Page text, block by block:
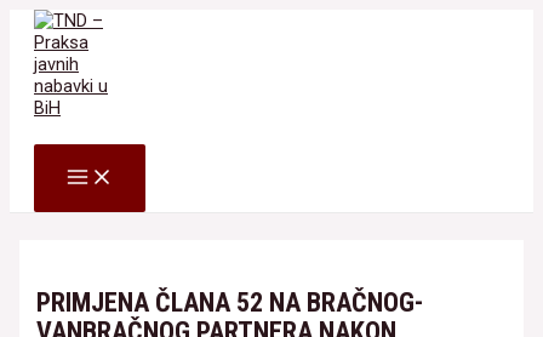
Skip
content
MAIN
MENU
PRIMJENA ČLANA 52 NA BRAČNOG-